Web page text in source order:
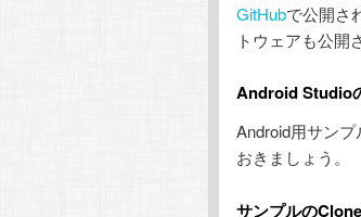
GitHubで公開さ
トウェアも公開
Android Studio
Android用サンプ
おきましょう。
サンプルのClone